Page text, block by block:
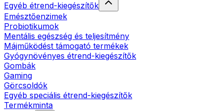
Egyéb étrend-kiegészítők
Emésztőenzimek
Probiotikumok
Mentális egészség és teljesítmény
Májműködést támogató termékek
Gyógynövényes étrend-kiegészítők
Gombák
Gaming
Görcsoldók
Egyéb speciális étrend-kiegészítők
Termékminta